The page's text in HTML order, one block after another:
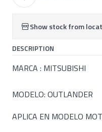
Show stock from
DESCRIPTION
MARCA : MITSUBISHI
MODELO: OUTLANDER
APLICA EN MODELO